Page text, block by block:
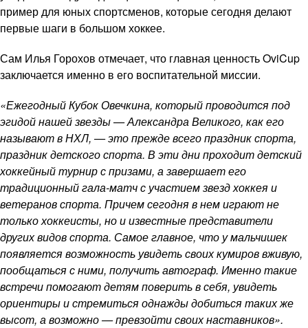
пример для юных спортсменов, которые сегодня делают
первые шаги в большом хоккее.
Сам Илья Горохов отмечает, что главная ценность OviCup
заключается именно в его воспитательной миссии.
«Ежегодный Кубок Овечкина, который проводится под
эгидой нашей звезды — Александра Великого, как его
называют в НХЛ, — это прежде всего праздник спорта,
праздник детского спорта. В эти дни проходит детский
хоккейный турнир с призами, а завершает его
традиционный гала-матч с участием звезд хоккея и
ветеранов спорта. Причем сегодня в нем играют не
только хоккеисты, но и известные представители
других видов спорта. Самое главное, что у мальчишек
появляется возможность увидеть своих кумиров вживую,
пообщаться с ними, получить автограф. Именно такие
встречи помогают детям поверить в себя, увидеть
ориентиры и стремиться однажды добиться таких же
высот, а возможно — превзойти своих наставников».